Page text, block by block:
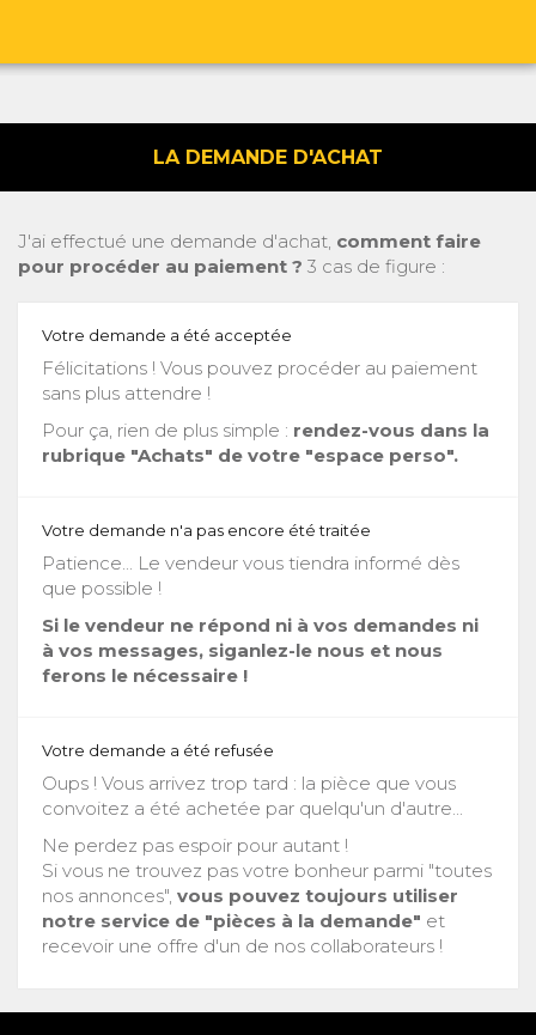
LA DEMANDE D'ACHAT
J'ai effectué une demande d'achat, comment faire
pour procéder au paiement ? 3 cas de figure :
Votre demande a été acceptée
Félicitations ! Vous pouvez procéder au paiement
sans plus attendre !
Pour ça, rien de plus simple : rendez-vous dans la
rubrique "Achats" de votre "espace perso".
Votre demande n'a pas encore été traitée
Patience... Le vendeur vous tiendra informé dès
que possible !
Si le vendeur ne répond ni à vos demandes ni
à vos messages, siganlez-le nous et nous
ferons le nécessaire !
Votre demande a été refusée
Oups ! Vous arrivez trop tard : la pièce que vous
convoitez a été achetée par quelqu'un d'autre...
Ne perdez pas espoir pour autant !
Si vous ne trouvez pas votre bonheur parmi "toutes
nos annonces", vous pouvez toujours utiliser
notre service de "pièces à la demande" et
recevoir une offre d'un de nos collaborateurs !